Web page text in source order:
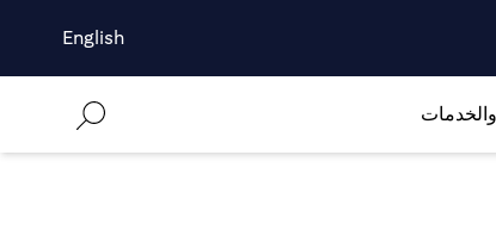
English